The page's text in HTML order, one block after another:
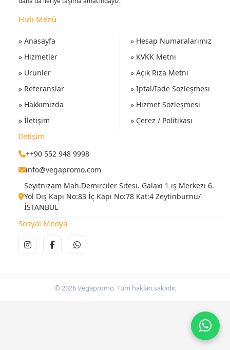
Hızlı Menü
» Anasayfa
» Hizmetler
» Ürünler
» Referanslar
» Hakkımızda
» İletişim
» Hesap Numaralarımız
» KVKK Metni
» Açık Rıza Metni
» İptal/İade Sözleşmesi
» Hizmet Sözleşmesi
» Çerez / Politikası
İletişim
++90 552 948 9998
info@vegapromo.com
Seyitnizam Mah.Demirciler Sitesi. Galaxi 1 iş Merkezi 6.
Yol Dış Kapı No:83 İç Kapı No:78 Kat:4 Zeytinburnu/
İSTANBUL
Sosyal Medya
© 2026 Vegapromo. Tüm hakları saklıdır.